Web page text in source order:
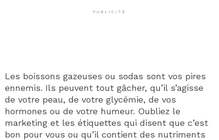
PUBLICITÉ
Les boissons gazeuses ou sodas sont vos pires
ennemis. Ils peuvent tout gâcher, qu’il s’agisse
de votre peau, de votre glycémie, de vos
hormones ou de votre humeur. Oubliez le
marketing et les étiquettes qui disent que c’est
bon pour vous ou qu’il contient des nutriments